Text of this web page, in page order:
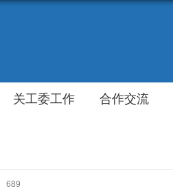
关工委工作 合作交流
689